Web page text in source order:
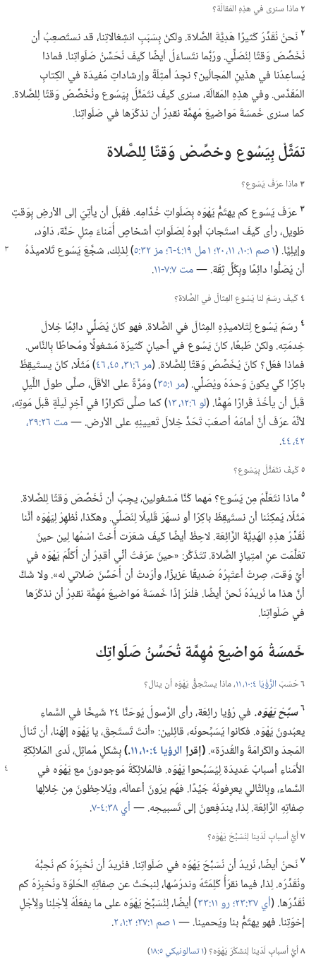
٢ماذا سنرى في هذِهِ المَقالَة؟‏
٢ نَحنُ نُقَدِّرُ كَثيرًا هَدِيَّةَ الصَّلاة.‏ ولكنْ بِسَبَبِ انشِغالاتِنا،‏ قد نستَصعِبُ أن
نُخَصِّصَ وَقتًا لِنُصَلِّي.‏ ورُبَّما نتَساءَلُ أيضًا كَيفَ نُحَسِّنُ صَلَواتِنا.‏ فماذا
يُساعِدُنا في هذَينِ المَجالَين؟‏ نجِدُ أمثِلَةً وإرشاداتٍ مُفيدَة في الكِتابِ
المُقَدَّس.‏ وفي هذِهِ المَقالَة،‏ سنرى كَيفَ نتَمَثَّلُ بِيَسُوع ونُخَصِّصُ وَقتًا لِلصَّلاة.‏
كما سنرى خَمسَةَ مَواضيعَ مُهِمَّة نقدِرُ أن نذكُرَها في صَلَواتِنا.‏
تمَثَّلْ بِيَسُوع وخصِّصْ وَقتًا لِلصَّلاة
٣ماذا عرَفَ يَسُوع؟‏
٣ عرَفَ يَسُوع كم يهتَمُّ يَهْوَه بِصَلَواتِ خُدَّامِه.‏ فقَبلَ أن يأتِيَ إلى الأرضِ بِوَقتٍ
طَويل،‏ رأى كَيفَ استَجابَ أبوهُ لِصَلَواتِ أشخاصٍ أُمَناءَ مِثلِ حَنَّة،‏ دَاوُد،‏
وإيلِيَّا.‏ (‏١ صم ١:‏١٠،‏ ١١،‏ مز ٣٢:‏٥ ‏)‏لِذلِك،‏ شجَّعَ يَسُوع تَلاميذَهُ
أن يُصَلُّوا دائِمًا وبِكُلِّ ثِقَة.‏ —‏مت ٧:‏٧-‏١١ ‏.‏
٤كَيفَ رسَمَ لنا يَسُوع المِثالَ في الصَّلاة؟‏
٤ رسَمَ يَسُوع لِتَلاميذِهِ المِثالَ في الصَّلاة.‏ فهو كانَ يُصَلِّي دائِمًا خِلالَ
خِدمَتِه.‏ ولكنْ طَبعًا،‏ كانَ يَسُوع في أحيانٍ كَثيرَة مَشغولًا ومُحاطًا بِالنَّاس.‏
فماذا فعَل؟‏ كانَ يُخَصِّصُ وَقتًا لِلصَّلاة.‏ (‏مر ٦:‏٣١،‏
‏)‏ مَثَلًا،‏ كانَ يستَيقِظُ
باكِرًا كَي يكونَ وَحدَهُ ويُصَلِّي.‏ (‏مر ١:‏٣٥
‏)‏ ومَرَّةً على الأقَلّ،‏ صلَّى طولَ اللَّيلِ
قَبلَ أن يأخُذَ قَرارًا مُهِمًّا.‏ (‏لو ٦:‏١٢،‏ ١٣
‏)‏ كما صلَّى تَكرارًا في آخِرِ لَيلَةٍ قَبلَ مَوتِه،‏
لأنَّهُ عرَفَ أنَّ أمامَهُ أصعَبَ تَحَدٍّ خِلالَ تَعيينِهِ على الأرض.‏ —‏مت ٢٦:‏٣٩،‏
٤٢،‏
‏.‏
٥كَيفَ نتَمَثَّلُ بِيَسُوع؟‏
٥ماذا نتَعَلَّمُ مِن يَسُوع؟‏ مَهما كُنَّا مَشغولين،‏ يجِبُ أن نُخَصِّصَ وَقتًا لِلصَّلاة.‏
مَثَلًا،‏ يُمكِنُنا أن نستَيقِظَ باكِرًا أو نسهَرَ قَليلًا لِنُصَلِّي.‏ وهكَذا،‏ نُظهِرُ لِيَهْوَه أنَّنا
نُقَدِّرُ هذِهِ الهَدِيَّةَ الرَّائِعَة.‏ لاحِظْ أيضًا كَيفَ شعَرَت أُختٌ اسْمُها لِين حينَ
تعَلَّمَت عنِ امتِيازِ الصَّلاة.‏ تتَذَكَّر:‏ «حينَ عرَفتُ أنِّي أقدِرُ أن أُكَلِّمَ يَهْوَه في
أيِّ وَقت،‏ صِرتُ أعتَبِرُهُ صَديقًا عَزيزًا،‏ وأرَدتُ أن أُحَسِّنَ صَلاتي له».‏ ولا شَكَّ
أنَّ هذا ما نُريدُهُ نَحنُ أيضًا.‏ فلْنرَ إذًا خَمسَةَ مَواضيعَ مُهِمَّة نقدِرُ أن نذكُرَها
في صَلَواتِنا.‏
خَمسَةُ مَواضيعَ مُهِمَّة تُحَسِّنُ صَلَواتِك
٦حَسَبَالرُّؤْيَا ٤:‏١٠،‏ ١١
‏،‏ ماذا يستَحِقُّ يَهْوَه أن ينال؟‏
٦سبِّحْ يَهْوَه.‏
في رُؤيا رائِعَة،‏ رأى الرَّسولُ يُوحَنَّا ٢٤ شَيخًا في السَّماءِ
يعبُدونَ يَهْوَه.‏ فكانوا يُسَبِّحونَه،‏ قائِلين:‏ «أنتَ تَستَحِقّ،‏ يا يَهْوَه إلهَنا،‏ أن تَنالَ
المَجدَ والكَرامَةَ والقُدرَة».‏‏(‏إقرإ الرؤيا ٤:‏١٠،‏ ١١ ‏.‏)‏بِشَكلٍ مُماثِل،‏ لَدى المَلائِكَةِ
الأُمَناءِ أسبابٌ عَديدَة لِيُسَبِّحوا يَهْوَه.‏ فالمَلائِكَةُ مَوجودونَ مع يَهْوَه في
السَّماء،‏ وبِالتَّالي يعرِفونَهُ جَيِّدًا.‏ فهُم يرَونَ أعمالَه،‏ ويُلاحِظونَ مِن خِلالِها
صِفاتِهِ الرَّائِعَة.‏ لِذا،‏ يندَفِعونَ إلى تَسبيحِه.‏ —‏أي ٣٨:‏٤-‏٧ ‏.‏
٧أيُّ أسبابٍ لَدَينا لِنُسَبِّحَ يَهْوَه؟‏
٧نَحنُ أيضًا،‏ نُريدُ أن نُسَبِّحَ يَهْوَه في صَلَواتِنا.‏ فنُريدُ أن نُخبِرَهُ كم نُحِبُّهُ
ونُقَدِّرُه.‏ لِذا،‏ فيما نقرَأُ كَلِمَتَهُ وندرُسُها،‏ لِنبحَثْ عن صِفاتِهِ الحُلوَة ونُخبِرْهُ كم
نُقَدِّرُها.‏ (‏أي ٣٧:‏٢٣؛‏ رو ١١:‏٣٣
‏)‏ أيضًا،‏ لِنُسَبِّحْ يَهْوَه على ما يفعَلُهُ لِأجْلِنا ولِأجْلِ
إخوَتِنا.‏ فهو يهتَمُّ بنا ويَحمينا.‏ —‏١ صم ١:‏٢٧؛‏ ‏.‏
٨أيُّ أسبابٍ لَدَينا لِنشكُرَ يَهْوَه؟‏ (‏١ تسالونيكي ٥:‏١٨
‏)‏